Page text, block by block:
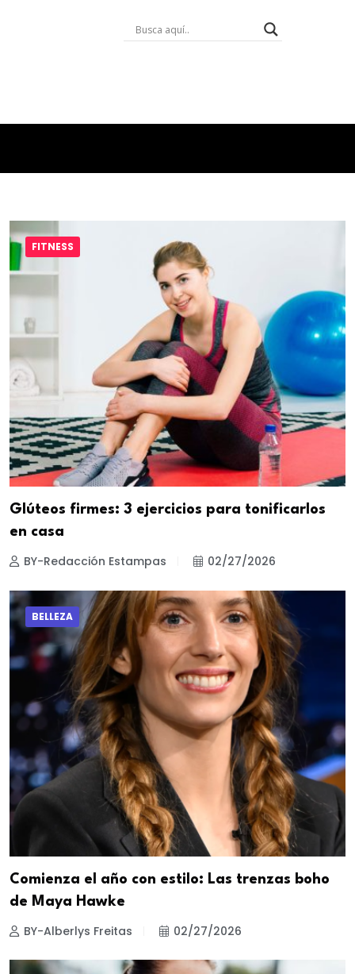
FITNESS
Glúteos firmes: 3 ejercicios para tonificarlos
en casa
BY-Redacción Estampas 02/27/2026
BELLEZA
Comienza el año con estilo: Las trenzas boho
de Maya Hawke
BY-Alberlys Freitas 02/27/2026